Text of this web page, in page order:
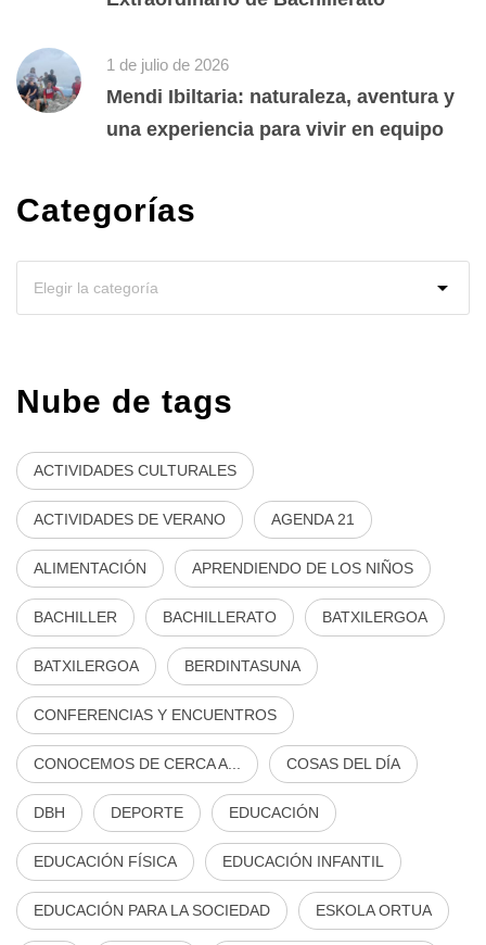
1 de julio de 2026
Mendi Ibiltaria: naturaleza, aventura y
una experiencia para vivir en equipo
Categorías
Nube de tags
ACTIVIDADES CULTURALES
ACTIVIDADES DE VERANO AGENDA 21
ALIMENTACIÓN APRENDIENDO DE LOS NIÑOS
BACHILLER BACHILLERATO BATXILERGOA
BATXILERGOA BERDINTASUNA
CONFERENCIAS Y ENCUENTROS
CONOCEMOS DE CERCA A... COSAS DEL DÍA
DBH DEPORTE EDUCACIÓN
EDUCACIÓN FÍSICA EDUCACIÓN INFANTIL
EDUCACIÓN PARA LA SOCIEDAD ESKOLA ORTUA